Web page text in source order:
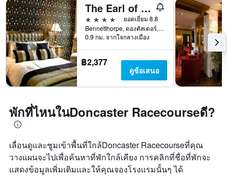
The Earl of Doncaster Hotel
4 ดาว
ยอดเยี่ยม 8.8
Bennetthorpe, ดองคัสเตอร์, สหราชอาณาจักร
0.9 กม. จากใจกลางเมือง
฿2,377
ดูข้อเสนอ
พักที่ไหนในDoncaster Racecourseดี?
เลื่อนดูและซูมเข้าพื้นที่ใกล้Doncaster Racecourseที่คุณ
วางแผนจะไปเพื่อค้นหาที่พักใกล้เคียง การคลิกที่ชื่อที่พักจะ
แสดงข้อมูลเพิ่มเติมและให้คุณจองโรงแรมนั้นๆ ได้